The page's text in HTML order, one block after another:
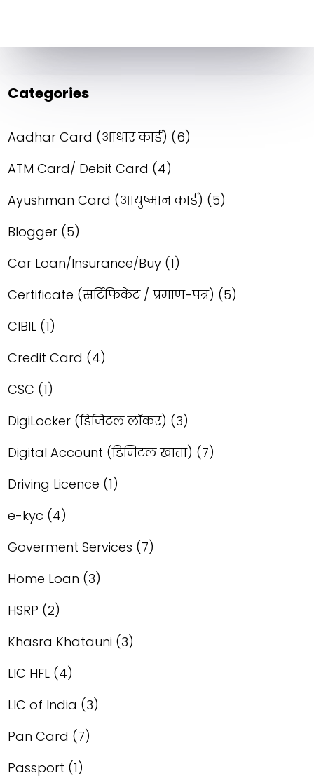
Categories
Aadhar Card (आधार कार्ड) (6)
ATM Card/ Debit Card (4)
Ayushman Card (आयुष्मान कार्ड) (5)
Blogger (5)
Car Loan/Insurance/Buy (1)
Certificate (सर्टिफिकेट / प्रमाण-पत्र) (5)
CIBIL (1)
Credit Card (4)
CSC (1)
DigiLocker (डिजिटल लॉकर) (3)
Digital Account (डिजिटल खाता) (7)
Driving Licence (1)
e-kyc (4)
Goverment Services (7)
Home Loan (3)
HSRP (2)
Khasra Khatauni (3)
LIC HFL (4)
LIC of India (3)
Pan Card (7)
Passport (1)